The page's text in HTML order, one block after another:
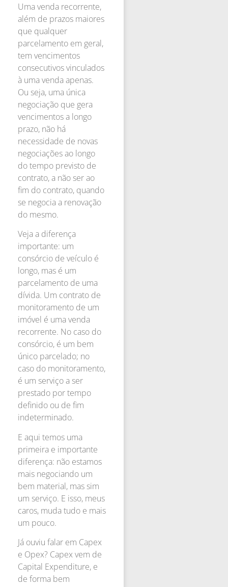
Uma venda recorrente,
além de prazos maiores
que qualquer
parcelamento em geral,
tem vencimentos
consecutivos vinculados
à uma venda apenas.
Ou seja, uma única
negociação que gera
vencimentos a longo
prazo, não há
necessidade de novas
negociações ao longo
do tempo previsto de
contrato, a não ser ao
fim do contrato, quando
se negocia a renovação
do mesmo.
Veja a diferença
importante: um
consórcio de veículo é
longo, mas é um
parcelamento de uma
dívida. Um contrato de
monitoramento de um
imóvel é uma venda
recorrente. No caso do
consórcio, é um bem
único parcelado; no
caso do monitoramento,
é um serviço a ser
prestado por tempo
definido ou de fim
indeterminado.
E aqui temos uma
primeira e importante
diferença: não estamos
mais negociando um
bem material, mas sim
um serviço. E isso, meus
caros, muda tudo e mais
um pouco.
Já ouviu falar em Capex
e Opex? Capex vem de
Capital Expenditure, e
de forma bem